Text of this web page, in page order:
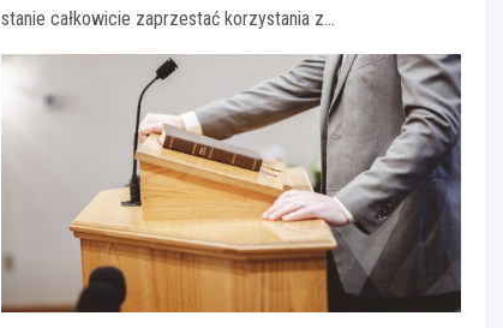
stanie całkowicie zaprzestać korzystania z…